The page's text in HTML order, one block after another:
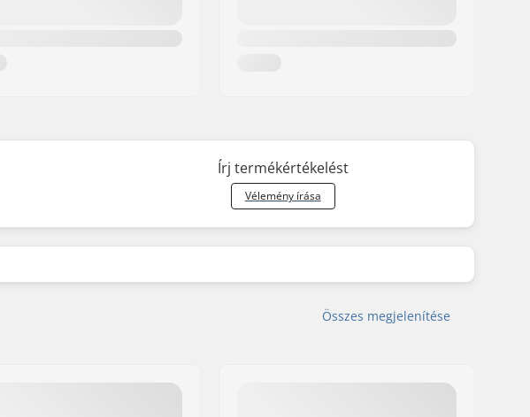
Írj termékértékelést
Vélemény írása
Összes megjelenítése